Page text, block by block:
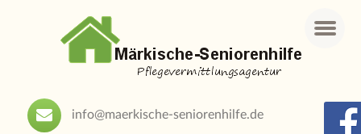
info@maerkische-seniorenhilfe.de